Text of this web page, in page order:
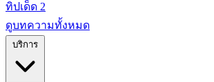
ทิปเด็ด 2
ดูบทความทั้งหมด
บริการ